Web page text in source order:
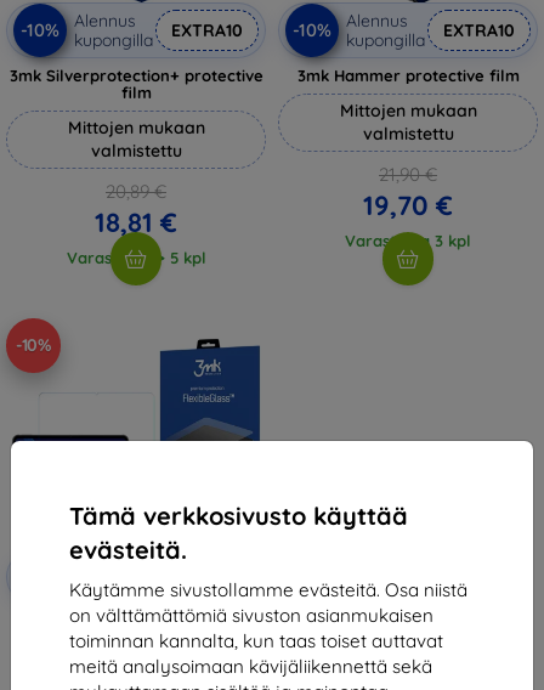
Tämä verkkosivusto käyttää
evästeitä.
Käytämme sivustollamme evästeitä. Osa niistä
on välttämättömiä sivuston asianmukaisen
toiminnan kannalta, kun taas toiset auttavat
meitä analysoimaan kävijäliikennettä sekä
-10%
Alennus
kupongilla
EXTRA10
3mk Silverprotection+ protective
film
Mittojen mukaan
valmistettu
20,89 €
18,81 €
Varastossa > 5 kpl
-10%
Alennus
kupongilla
EXTRA10
3mk Hammer protective film
Mittojen mukaan
valmistettu
21,90 €
19,70 €
Varastossa 3 kpl
-10%
Alennus
kupongilla
3mk FlexibleGlass Hybrid glass
for OnePlus Pad Go 2
19,90 €